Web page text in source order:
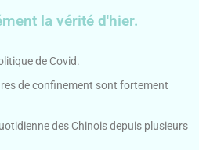
la vérité d'hier.
de Covid.
de confinement sont fortement
des Chinois depuis plusieurs